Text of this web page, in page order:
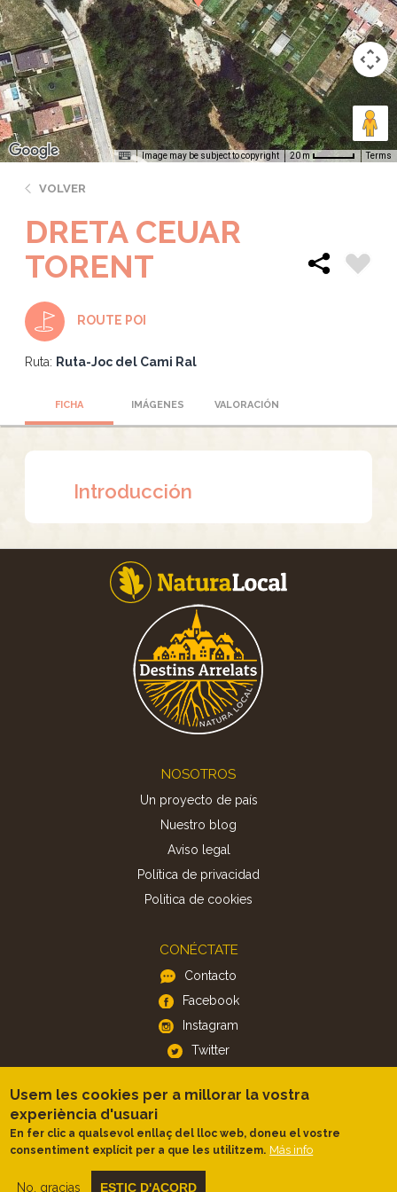
Image may be subject to copyright 20 m Terms
VOLVER
DRETA CEUAR
TORENT
ROUTE POI
Ruta: Ruta-Joc del Cami Ral
FICHA IMÁGENES VALORACIÓN
Introducción
NOSOTROS
Un proyecto de país
Nuestro blog
Aviso legal
Política de privacidad
Politica de cookies
CONÉCTATE
Contacto
Facebook
Instagram
Twitter
APP
iOS
Android
Usem les cookies per a millorar la vostra
experiència d'usuari
En fer clic a qualsevol enllaç del lloc web, doneu el vostre
consentiment explícit per a que les utilitzem. Más info
No, gracias ESTIC D'ACORD